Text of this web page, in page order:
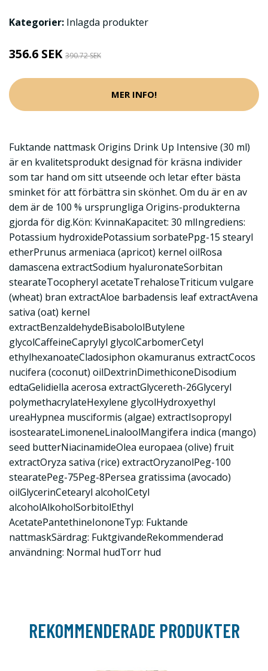
Kategorier: Inlagda produkter
356.6 SEK 390.72 SEK
MER INFO!
Fuktande nattmask Origins Drink Up Intensive (30 ml)
är en kvalitetsprodukt designad för kräsna individer
som tar hand om sitt utseende och letar efter bästa
sminket för att förbättra sin skönhet. Om du är en av
dem är de 100 % ursprungliga Origins-produkterna
gjorda för dig.Kön: KvinnaKapacitet: 30 mlIngrediens:
Potassium hydroxidePotassium sorbatePpg-15 stearyl
etherPrunus armeniaca (apricot) kernel oilRosa
damascena extractSodium hyaluronateSorbitan
stearateTocopheryl acetateTrehaloseTriticum vulgare
(wheat) bran extractAloe barbadensis leaf extractAvena
sativa (oat) kernel
extractBenzaldehydeBisabololButylene
glycolCaffeineCaprylyl glycolCarbomerCetyl
ethylhexanoateCladosiphon okamuranus extractCocos
nucifera (coconut) oilDextrinDimethiconeDisodium
edtaGelidiella acerosa extractGlycereth-26Glyceryl
polymethacrylateHexylene glycolHydroxyethyl
ureaHypnea musciformis (algae) extractIsopropyl
isostearateLimoneneLinaloolMangifera indica (mango)
seed butterNiacinamideOlea europaea (olive) fruit
extractOryza sativa (rice) extractOryzanolPeg-100
stearatePeg-75Peg-8Persea gratissima (avocado)
oilGlycerinCetearyl alcoholCetyl
alcoholAlkoholSorbitolEthyl
AcetatePantethineIononeTyp: Fuktande
nattmaskSärdrag: FuktgivandeRekommenderad
användning: Normal hudTorr hud
REKOMMENDERADE PRODUKTER